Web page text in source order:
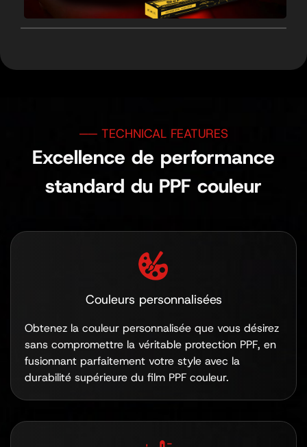
Excellence de performance
standard du PPF couleur
Couleurs personnalisées
Obtenez la couleur personnalisée que vous désirez
sans compromettre la véritable protection PPF, en
fusionnant parfaitement votre style avec la
durabilité supérieure du film PPF couleur.